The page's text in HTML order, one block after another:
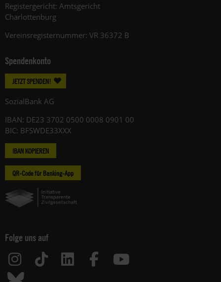
Registergericht: Amtsgericht
Charlottenburg
Vereinsregisternummer: VR 36372 B
Spendenkonto
JETZT SPENDEN!
SozialBank AG
IBAN: DE23 3702 0500 0008 0901 00
BIC: BFSWDE33XXX
IBAN KOPIEREN
QR-Code für Banking-App
Folge uns auf